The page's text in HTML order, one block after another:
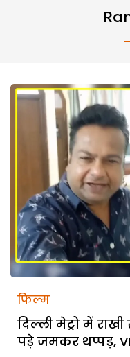
फिल्म
दिल्ली मेट्रो में
पड़े जमकर थप्पड़,